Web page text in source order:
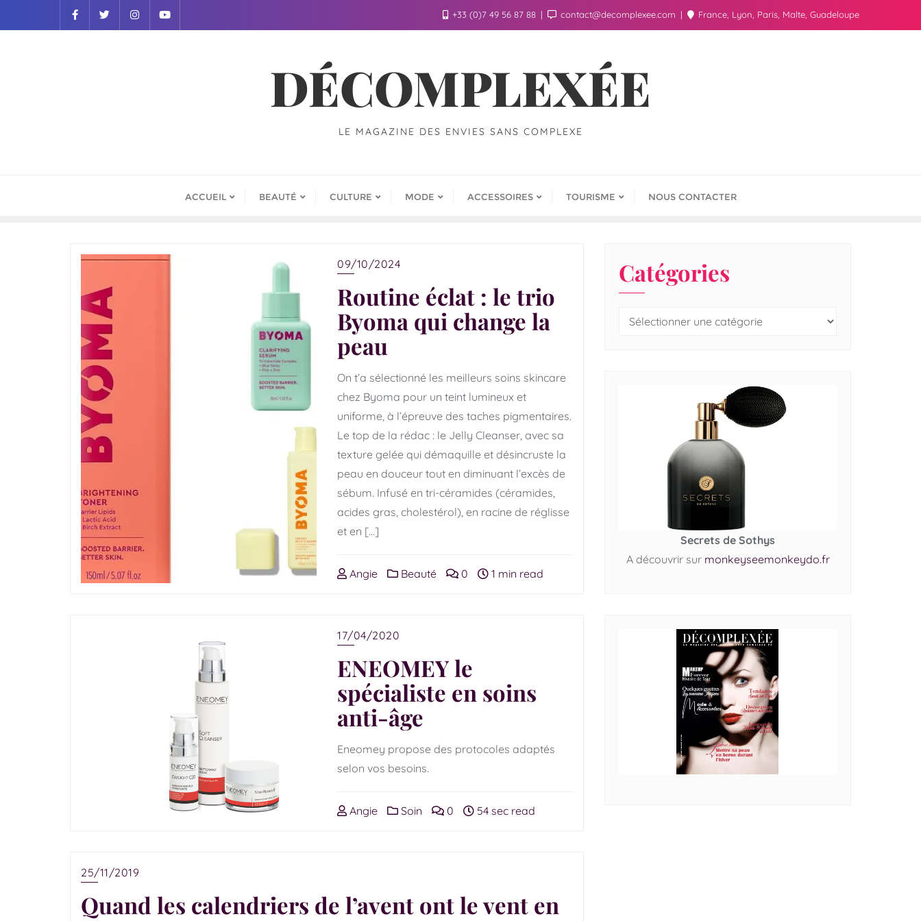
+33 (0)7 49 56 87 88 contact@decomplexee.com France, Lyon, Paris, Malte, Guadeloupe
DÉCOMPLEXÉE
LE MAGAZINE DES ENVIES SANS COMPLEXE
ACCUEIL BEAUTÉ CULTURE MODE ACCESSOIRES TOURISME NOUS CONTACTER
09/10/2024
Routine éclat : le trio
Byoma qui change la
peau
On t’a sélectionné les meilleurs soins skincare
chez Byoma pour un teint lumineux et
uniforme, à l’épreuve des taches pigmentaires.
Le top de la rédac : le Jelly Cleanser, avec sa
texture gelée qui démaquille et désincruste la
peau en douceur tout en diminuant l’excès de
sébum. Infusé en tri-céramides (céramides,
acides gras, cholestérol), en racine de réglisse
et en […]
Angie Beauté 0 1 min read
17/04/2020
ENEOMEY le
spécialiste en soins
anti-âge
Eneomey propose des protocoles adaptés
selon vos besoins.
Angie Soin 0 54 sec read
25/11/2019
Quand les calendriers de l’avent ont le vent en
Catégories
Secrets de Sothys
A découvrir sur monkeyseemonkeydo.fr